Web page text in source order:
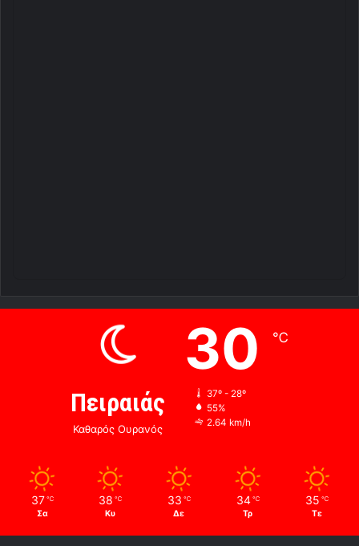
Πειραιάς
Καθαρός Ουρανός
30 ℃
37º - 28º
55%
2.64 km/h
37 ℃
Σα
38 ℃
Κυ
33 ℃
Δε
34 ℃
Τρ
35 ℃
Τε